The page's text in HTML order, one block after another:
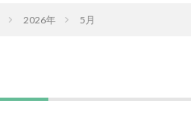
2026年 5月